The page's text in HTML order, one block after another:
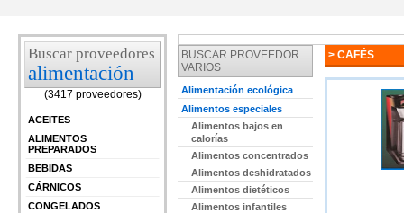
Buscar proveedores
alimentación
(3417 proveedores)
ACEITES
ALIMENTOS
PREPARADOS
BEBIDAS
CÁRNICOS
CONGELADOS
BUSCAR PROVEEDOR
VARIOS
Alimentación ecológica
Alimentos especiales
Alimentos bajos en
calorías
Alimentos concentrados
Alimentos deshidratados
Alimentos dietéticos
Alimentos infantiles
> CAFÉS